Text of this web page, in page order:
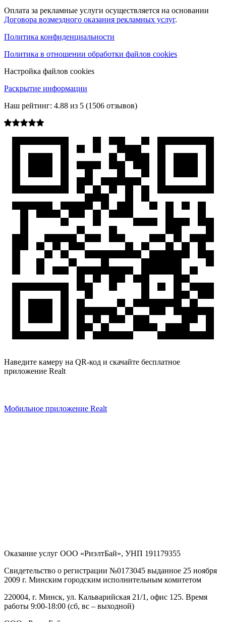
Оплата за рекламные услуги осуществляется на основании
Договора возмездного оказания рекламных услуг.
Политика конфиденциальности
Политика в отношении обработки файлов cookies
Настройка файлов cookies
Раскрытие информации
Наш рейтинг: 4.88 из 5 (1506 отзывов)
Наведите камеру на QR-код и скачайте бесплатное
приложение Realt
Мобильное приложение Realt
Оказание услуг ООО «РиэлтБай», УНП 191179355
Свидетельство о регистрации №0173045 выданное 25 ноября
2009 г. Минским городским исполнительным комитетом
220004, г. Минск, ул. Кальварийская 21/1, офис 125. Время
работы 9:00-18:00 (сб, вс – выходной)